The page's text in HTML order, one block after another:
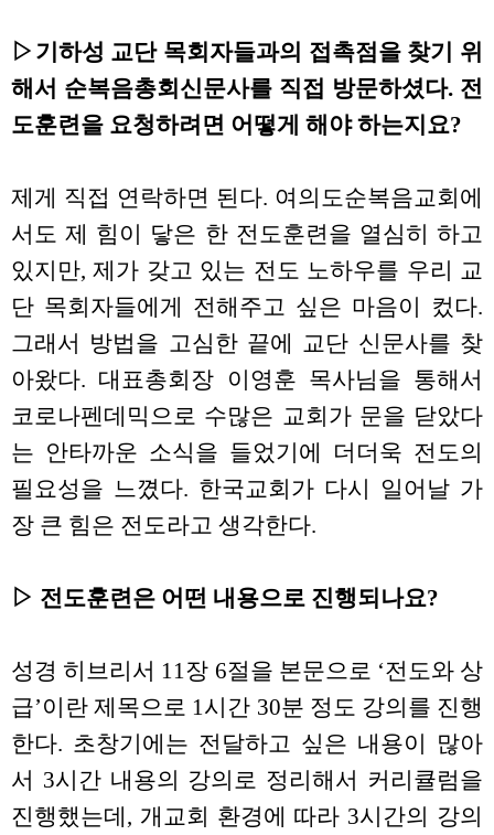
▷기하성 교단 목회자들과의 접촉점을 찾기 위
해서 순복음총회신문사를 직접 방문하셨다. 전
도훈련을 요청하려면 어떻게 해야 하는지요?
제게 직접 연락하면 된다. 여의도순복음교회에
서도 제 힘이 닿은 한 전도훈련을 열심히 하고
있지만, 제가 갖고 있는 전도 노하우를 우리 교
단 목회자들에게 전해주고 싶은 마음이 컸다.
그래서 방법을 고심한 끝에 교단 신문사를 찾
아왔다. 대표총회장 이영훈 목사님을 통해서
코로나펜데믹으로 수많은 교회가 문을 닫았다
는 안타까운 소식을 들었기에 더더욱 전도의
필요성을 느꼈다. 한국교회가 다시 일어날 가
장 큰 힘은 전도라고 생각한다.
▷ 전도훈련은 어떤 내용으로 진행되나요?
성경 히브리서 11장 6절을 본문으로 ‘전도와 상
급’이란 제목으로 1시간 30분 정도 강의를 진행
한다. 초창기에는 전달하고 싶은 내용이 많아
서 3시간 내용의 강의로 정리해서 커리큘럼을
진행했는데, 개교회 환경에 따라 3시간의 강의